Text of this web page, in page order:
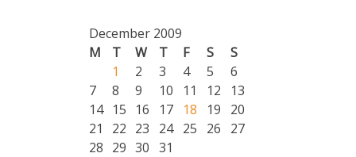
December 2009
M
T W T F S
S
1
2 3 4 5
6
7
8 9 10 11 12
13
14 15 16 17 18 19
20
21
22 23 24 25 26
27
28 29 30 31